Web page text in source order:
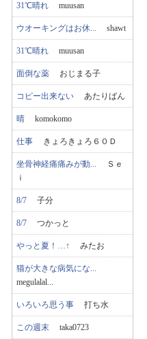
31℃晴れ muusan
ウオーキングはお休... shawt
31℃晴れ muusan
面倒な薬 おじまる子
コピー出来ない あたりばん
晴 komokomo
仕事 きょろきょろ６０Ｄ
坐骨神経痛痛みが動... Ｓｅ
ｉ
8/7 子分
8/7 つかっと
やっと夏！…↑ みたお
猫が大きな病気にな...
megulalal...
いろいろ思う事 打ち水
この週末 taka0723